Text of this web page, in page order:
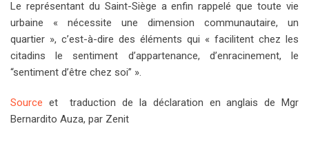
Le représentant du Saint-Siège a enfin rappelé que toute vie
urbaine « nécessite une dimension communautaire, un
quartier », c’est-à-dire des éléments qui « facilitent chez les
citadins le sentiment d’appartenance, d’enracinement, le
“sentiment d’être chez soi” ».
Source et traduction de la déclaration en anglais de Mgr
Bernardito Auza, par Zenit